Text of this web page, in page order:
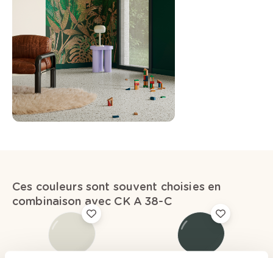
Ces couleurs sont souvent choisies en
combinaison avec CK A 38-C